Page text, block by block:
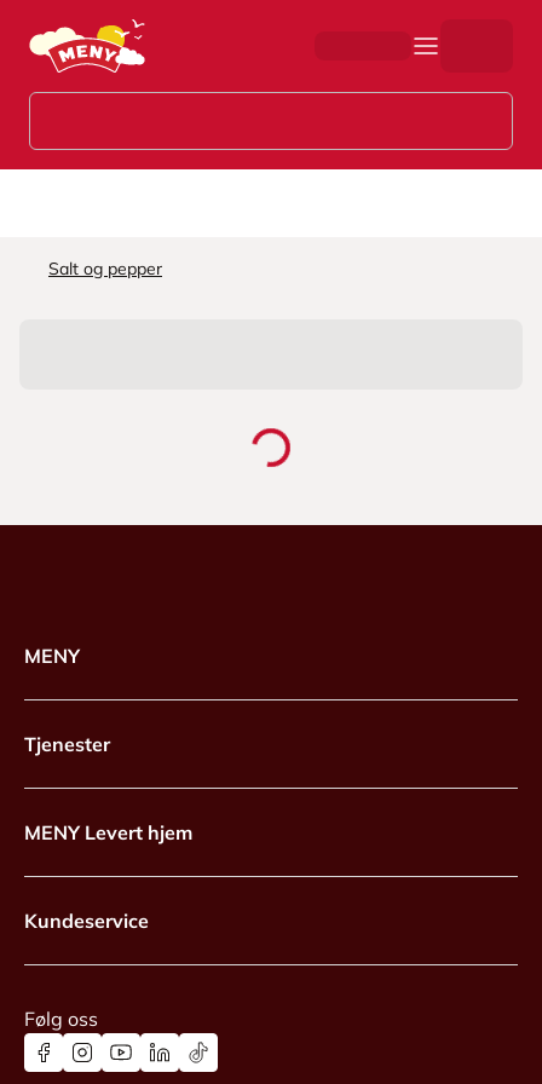
Hopp til hovedinnhold
Salt og pepper
MENY
Tjenester
MENY Levert hjem
Kundeservice
Følg oss